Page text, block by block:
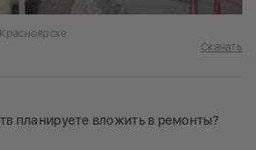
Скачать
планируете вложить в ремонты?